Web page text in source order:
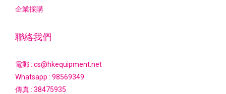
企業採購
聯絡我們
電郵 : cs@hkequipment.net
Whatsapp : 98569349
傳真 : 38475935